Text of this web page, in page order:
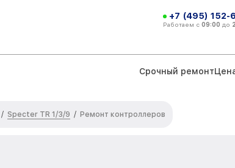
+7 (495) 152-
Работаем с 09:00 до
Срочный ремонт
/ Specter TR 1/3/9 / Ремонт контроллеров